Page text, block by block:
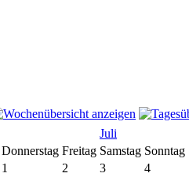
Juli
Donnerstag Freitag Samstag Sonntag
1 2 3
4